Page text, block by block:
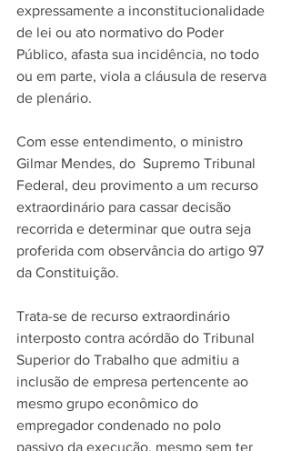
expressamente a inconstitucionalidade
de lei ou ato normativo do Poder
Público, afasta sua incidência, no todo
ou em parte, viola a cláusula de reserva
de plenário.
Com esse entendimento, o ministro
Gilmar Mendes, do  Supremo Tribunal
Federal, deu provimento a um recurso
extraordinário para cassar decisão
recorrida e determinar que outra seja
proferida com observância do artigo 97
da Constituição.
Trata-se de recurso extraordinário
interposto contra acórdão do Tribunal
Superior do Trabalho que admitiu a
inclusão de empresa pertencente ao
mesmo grupo econômico do
empregador condenado no polo
passivo da execução, mesmo sem ter